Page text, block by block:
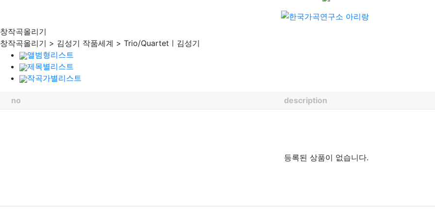
창작곡올리기
창작곡올리기 > 김성기 작품세계 > Trio/Quartetㅣ김성기
앨범형리스트
제목별리스트
작곡가별리스트
no description
등록된 상품이 없습니다.